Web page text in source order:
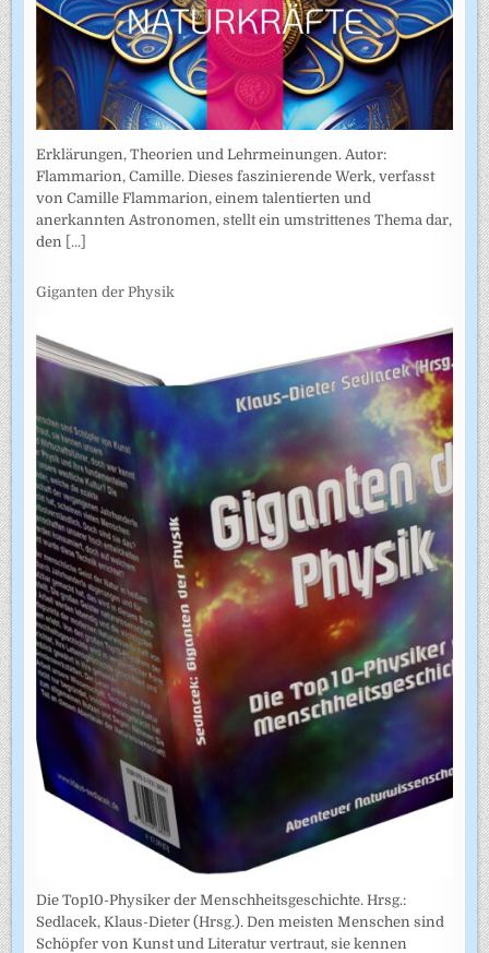
Erklärungen, Theorien und Lehrmeinungen. Autor:
Flammarion, Camille. Dieses faszinierende Werk, verfasst
von Camille Flammarion, einem talentierten und
anerkannten Astronomen, stellt ein umstrittenes Thema dar,
den [...]
Giganten der Physik
Die Top10-Physiker der Menschheitsgeschichte. Hrsg.:
Sedlacek, Klaus-Dieter (Hrsg.). Den meisten Menschen sind
Schöpfer von Kunst und Literatur vertraut, sie kennen